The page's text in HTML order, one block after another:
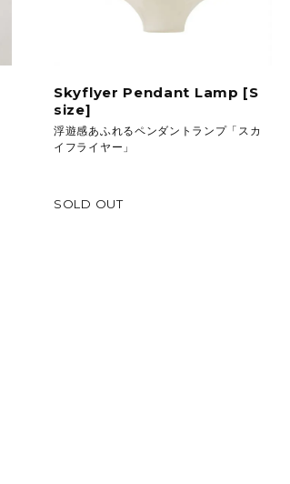
Skyflyer Pendant Lamp [S
size]
浮遊感あふれるペンダントランプ「スカ
イフライヤー」
SOLD OUT